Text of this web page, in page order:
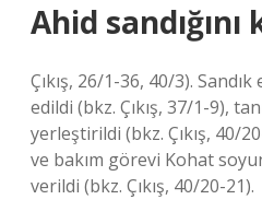
Ahid
Çıkış, 26/1-36, 40/3).
edildi (bkz. Çıkış, 37/1-9),
yerleştirildi (bkz. Çıkış, 40/
ve bakım görevi Kohat
verildi (bkz. Çıkış, 40/20-21).